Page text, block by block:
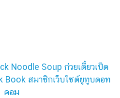
Noodle Soup ก๋วยเตี๋ยวเป็ด
Book สมาชิกเว็บไซต์ยูทูบดอท
คอม